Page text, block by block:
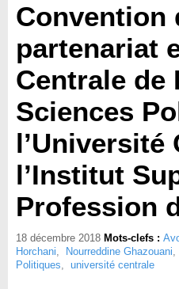
Convention
partenariat
Centrale de
Sciences
l’Université
l’Institut
Profession
18 décembre 2018 Mots-clefs :
Horchani, Nourreddine Ghazouani,
Politiques, université centrale